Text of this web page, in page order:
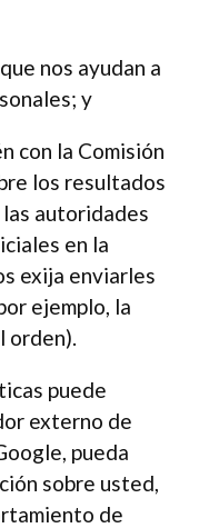
nos ayudan a
y
con la Comisión
los resultados
autoridades
en la
exija enviarles
ejemplo, la
orden).
puede
externo de
pueda
sobre usted,
de